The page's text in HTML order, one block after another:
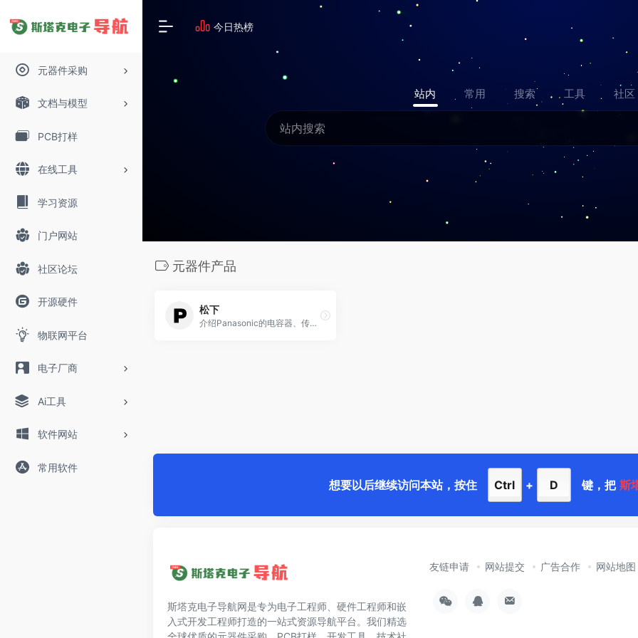
元器件采购
文档与模型
PCB打样
在线工具
学习资源
门户网站
社区论坛
开源硬件
物联网平台
电子厂商
Ai工具
软件网站
常用软件
今日热榜
站内 常用 搜索 工具 社区
元器件产品
松下
介绍Panasonic的电容器、传感器等的元器件商品信息和各种解决方案。
想要以后继续访问本站，按住 Ctrl + D 键，把 斯
斯塔克电子导航网是专为电子工程师、硬件工程师和嵌
入式开发工程师打造的一站式资源导航平台。我们精选
友链申请 网站提交 广告合作 网站地图